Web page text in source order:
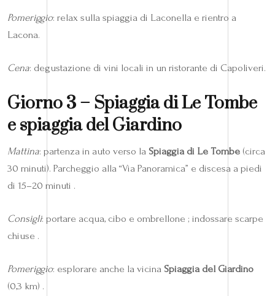
Pomeriggio: relax sulla spiaggia di Laconella e rientro a
Lacona.
Cena: degustazione di vini locali in un ristorante di Capoliveri.
Giorno 3 – Spiaggia di Le Tombe
e spiaggia del Giardino
Mattina: partenza in auto verso la Spiaggia di Le Tombe (circa
30 minuti). Parcheggio alla “Via Panoramica” e discesa a piedi
di 15–20 minuti .
Consigli: portare acqua, cibo e ombrellone ; indossare scarpe
chiuse .
Pomeriggio: esplorare anche la vicina Spiaggia del Giardino
(0,3 km) .